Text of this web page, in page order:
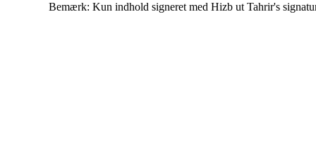
Bemærk: Kun indhold signeret med Hizb ut Tahrir's